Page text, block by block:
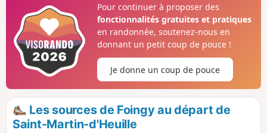
Pour continuer à proposer des
fonctionnalités gratuites et pratiques
en randonnée, soutenez-nous en
donnant un petit coup de pouce !
Je donne un coup de pouce
Les sources de Foingy au départ de
Saint-Martin-d'Heuille